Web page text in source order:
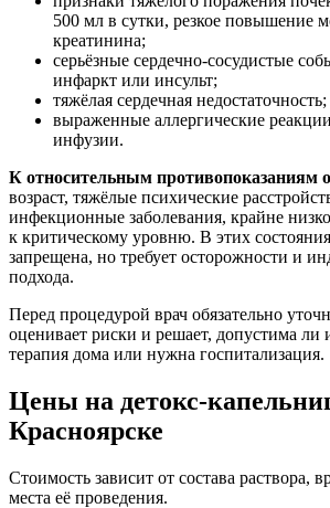
500 мл в сутки, резкое повышение
креатинина;
серьёзные сердечно-сосудистые
инфаркт или инсульт;
тяжёлая сердечная недостаточность;
выраженные аллергические
инфузии.
К относительным противопоказаниям
возраст, тяжёлые психические
инфекционные заболевания, крайне
к критическому уровню. В этих
запрещена, но требует осторожности и
подхода.
Перед процедурой врач обязательно
оценивает риски и решает, допустима ли
терапия дома или нужна госпитализация.
Цены на детокс-
Красноярске
Стоимость зависит от состава раствора,
места её проведения.